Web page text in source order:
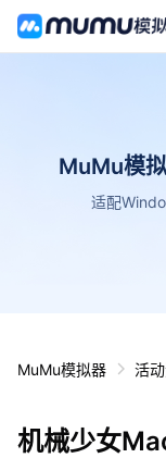
MuMu模
适配
MuMu模拟器 活
机械少女